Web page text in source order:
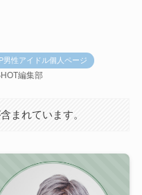
男性アイドル個人ページ
編集部
まれています。